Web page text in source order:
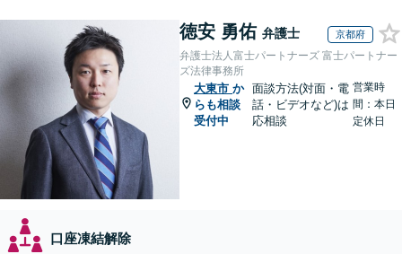
徳安 勇佑 弁護士 京都府
弁護士法人富士パートナーズ 富士パートナー
ズ法律事務所
大東市 か
らも相談
受付中
面談方法(対面・電
話・ビデオなど)は
応相談
営業時
間：本日
定休日
口座凍結解除